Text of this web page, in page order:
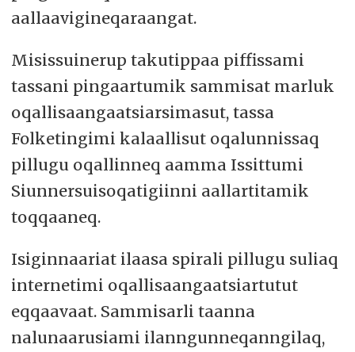
aallaavigineqaraangat.
Misissuinerup takutippaa piffissami
tassani pingaartumik sammisat marluk
oqallisaangaatsiarsimasut, tassa
Folketingimi kalaallisut oqalunnissaq
pillugu oqallinneq aamma Issittumi
Siunnersuisoqatigiinni aallartitamik
toqqaaneq.
Isiginnaariat ilaasa spirali pillugu suliaq
internetimi oqallisaangaatsiartutut
eqqaavaat. Sammisarli taanna
nalunaarusiami ilanngunneqanngilaq,